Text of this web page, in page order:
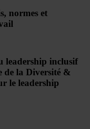
normes et
leadership inclusif
de la Diversité &
le leadership